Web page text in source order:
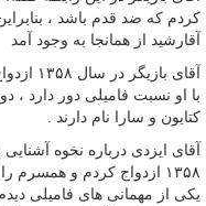
کردم که ضد قدم باشد ،
آقارشید از همانجا به وجود آمد
آقای
با او نسبت فامیلی دور دارد ،
کتایون و سارا نام دارند .
آقای ایزدی درباره نخوه
۱۳۵۸ ازدواج کردم و
یکی از مهمانی های فامیلی